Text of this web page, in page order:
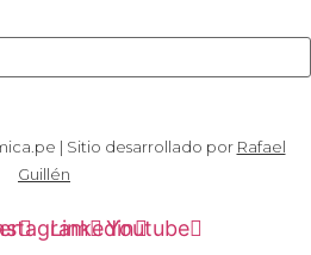
| Sitio desarrollado por Rafael
Guillén
LinkedinYoutube